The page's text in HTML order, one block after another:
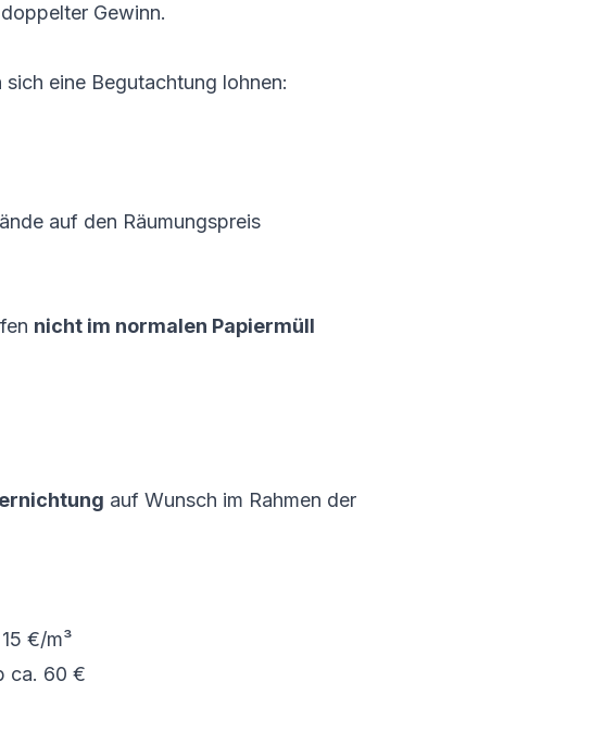
Gewinn.
eine Begutachtung lohnen:
auf den Räumungspreis
nicht im normalen Papiermüll
auf Wunsch im Rahmen der
€/m³
ca. 60 €